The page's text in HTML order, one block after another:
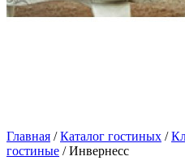
Главная /Каталог гостиных /
гостиные / Инвернесс